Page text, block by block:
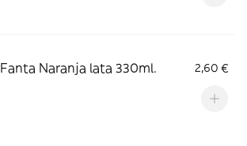
Fanta Naranja lata 330ml. 2,60 €